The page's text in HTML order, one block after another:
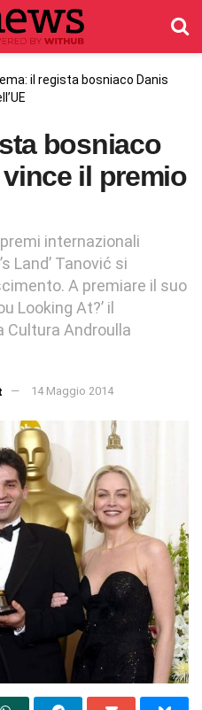
il regista bosniaco Danis
bosniaco
il premio
internazionali
Land’ Tanović si
A premiare il suo
Looking At?’ il
Cultura Androulla
14 Maggio 2014